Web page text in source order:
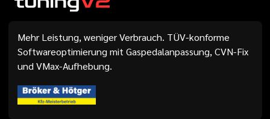
Mehr Leistung, weniger Verbrauch. TÜV-konforme
Softwareoptimierung mit Gaspedalanpassung, CVN-Fix
und VMax-Aufhebung.